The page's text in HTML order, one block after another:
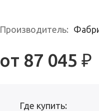
Производитель:
от 87 045 ₽
Где купить: